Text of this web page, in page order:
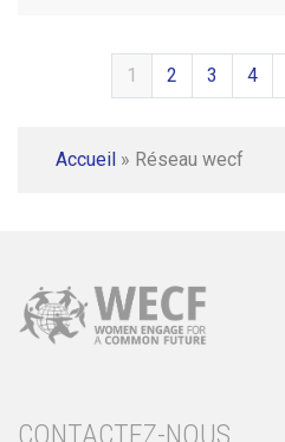
1 2 3 4
Accueil » Réseau wecf
CONTACTEZ-NOUS